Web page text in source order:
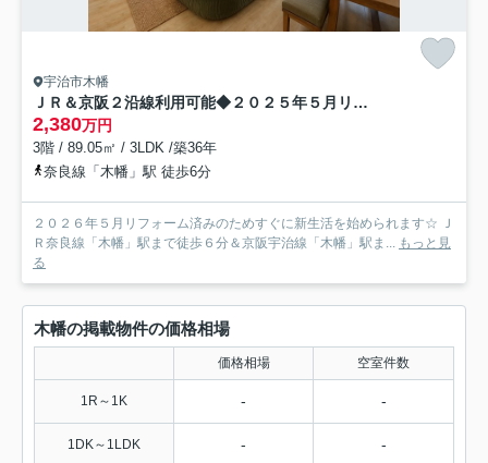
宇治市木幡
ＪＲ＆京阪２沿線利用可能◆２０２５年５月リフォーム完了◆リビング広々２１帖以上◆グローバル宇治木幡
2,380万円
3階 / 89.05㎡ / 3LDK /築36年
奈良線「木幡」駅 徒歩6分
２０２６年５月リフォーム済みのためすぐに新生活を始められます☆ Ｊ
Ｒ奈良線「木幡」駅まで徒歩６分＆京阪宇治線「木幡」駅ま... もっと見
る
木幡の掲載物件の価格相場
価格相場 空室件数
1R～1K - -
1DK～1LDK - -